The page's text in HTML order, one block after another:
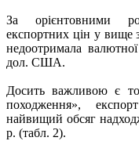
За орієнтовними
експортних цін у вище
недоотримала
дол. США.
Досить важливою є
походження»,
найвищий обсяг
р. (табл. 2).